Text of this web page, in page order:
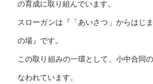
の育成に取り組んでいます。
スローガンは『「あいさつ」からはじ
の場』です。
この取り組みの一環として、小中合同
なわれています。